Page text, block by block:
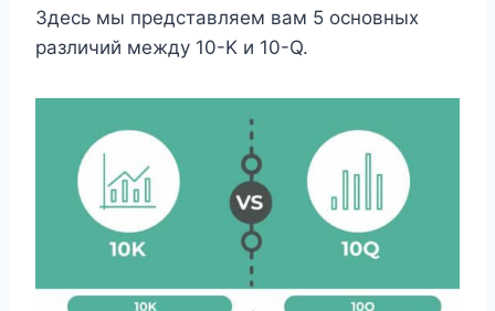
Здесь мы представляем вам 5 основных
различий между 10-K и 10-Q.